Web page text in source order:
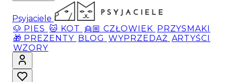
Psyjaciele
🐶 PIES 🐱 KOT 👱🏼 CZŁOWIEK PRZYSMAKI
🎁 PREZENTY BLOG WYPRZEDAŻ ARTYŚCI
WZORY